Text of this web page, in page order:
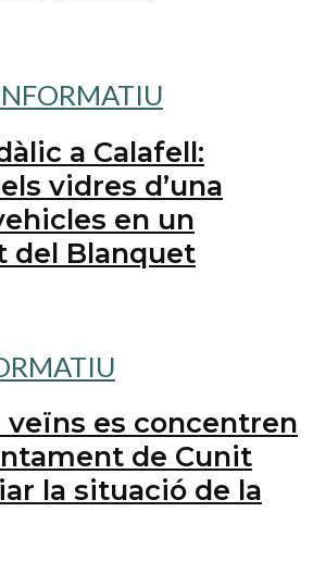
a Calafell:
vidres d’una
en un
del Blanquet
veïns es concentren
de Cunit
la situació de la